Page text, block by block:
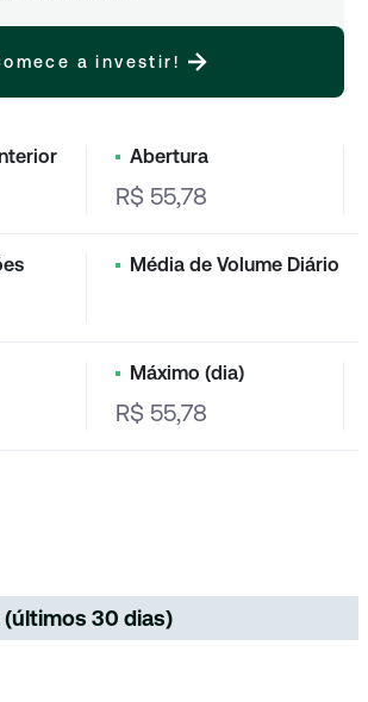
a investir!
Abertura
R$ 55,78
Média de Volume Diário
Máximo (dia)
R$ 55,78
(últimos 30 dias)